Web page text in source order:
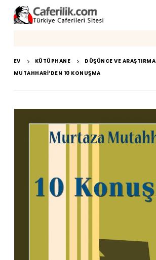
EV KÜTÜPHANE
DÜŞÜNCE VE ARAŞTIRMA
MUTAHHARI’DEN 10 KONUŞMA